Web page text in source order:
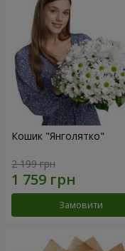
Кошик "Янголятко"
2 199 грн
Замовити